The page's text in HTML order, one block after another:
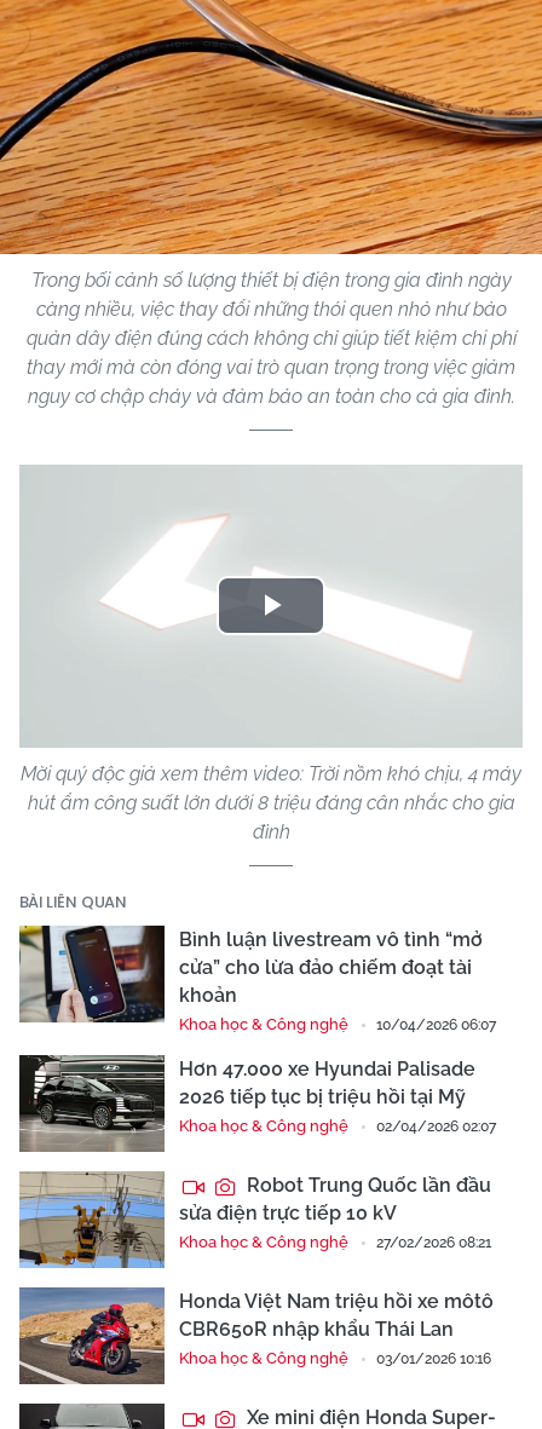
Trong bối cảnh số lượng thiết bị điện trong gia đình ngày
càng nhiều, việc thay đổi những thói quen nhỏ như bảo
quản dây điện đúng cách không chỉ giúp tiết kiệm chi phí
thay mới mà còn đóng vai trò quan trọng trong việc giảm
nguy cơ chập cháy và đảm bảo an toàn cho cả gia đình.
Play
Mời quý độc giả xem thêm video: Trời nồm khó chịu, 4 máy
hút ẩm công suất lớn dưới 8 triệu đáng cân nhắc cho gia
đình
BÀI LIÊN QUAN
Bình luận livestream vô tình “mở
cửa” cho lừa đảo chiếm đoạt tài
khoản
Khoa học & Công nghệ 10/04/2026 06:07
Hơn 47.000 xe Hyundai Palisade
2026 tiếp tục bị triệu hồi tại Mỹ
Khoa học & Công nghệ 02/04/2026 02:07
Robot Trung Quốc lần đầu
sửa điện trực tiếp 10 kV
Khoa học & Công nghệ 27/02/2026 08:21
Honda Việt Nam triệu hồi xe môtô
CBR650R nhập khẩu Thái Lan
Khoa học & Công nghệ 03/01/2026 10:16
Xe mini điện Honda Super-